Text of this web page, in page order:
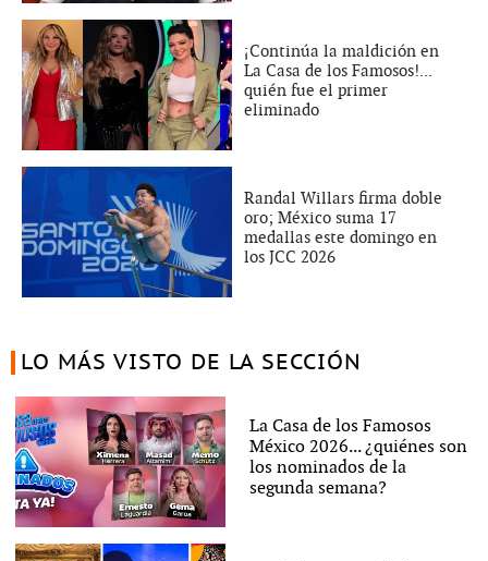
¡Continúa la maldición en
La Casa de los Famosos!...
quién fue el primer
eliminado
Randal Willars firma doble
oro; México suma 17
medallas este domingo en
los JCC 2026
LO MÁS VISTO DE LA SECCIÓN
La Casa de los Famosos
México 2026... ¿quiénes son
los nominados de la
segunda semana?